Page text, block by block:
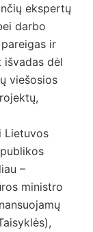
ekspertų
darbo
ir
dėl
viešosios
Lietuvos
–
ministro